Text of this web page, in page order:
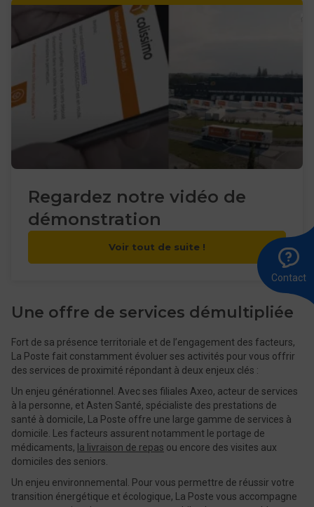
Contact
Regardez notre vidéo de
démonstration
Voir tout de suite !
Une offre de services démultipliée
Fort de sa présence territoriale et de l’engagement des facteurs,
La Poste fait constamment évoluer ses activités pour vous offrir
des services de proximité répondant à deux enjeux clés :
Un enjeu générationnel. Avec ses filiales Axeo, acteur de services
à la personne, et Asten Santé, spécialiste des prestations de
santé à domicile, La Poste offre une large gamme de services à
domicile. Les facteurs assurent notamment le portage de
médicaments, la livraison de repas ou encore des visites aux
domiciles des seniors.
Un enjeu environnemental. Pour vous permettre de réussir votre
transition énergétique et écologique, La Poste vous accompagne